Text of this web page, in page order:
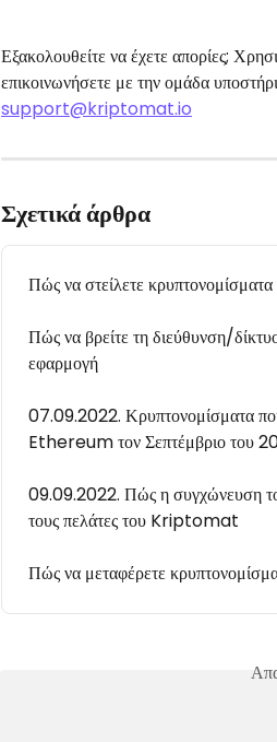
Εξακολουθείτε να έχετε απορίες;
επικοινωνήσετε με την ομάδα
support@kriptomat.io
Σχετικά άρθρα
Πώς να στείλετε
Πώς να βρείτε τη διεύθυνση/
εφαρμογή
07.09.2022. Κρυπτονομίσματα
Ethereum τον Σεπτέμβριο του
09.09.2022. Πώς η συγχώνευση
τους πελάτες του Kriptomat
Πώς να μεταφέρετε